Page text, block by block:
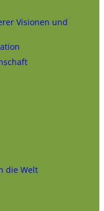
Visionen und
die Welt